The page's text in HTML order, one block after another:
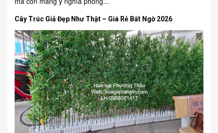
Cây Trúc Giả Đẹp Như Thật – Giá Rẻ Bất Ngờ 2026